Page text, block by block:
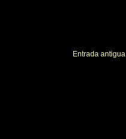
Entrada antigua